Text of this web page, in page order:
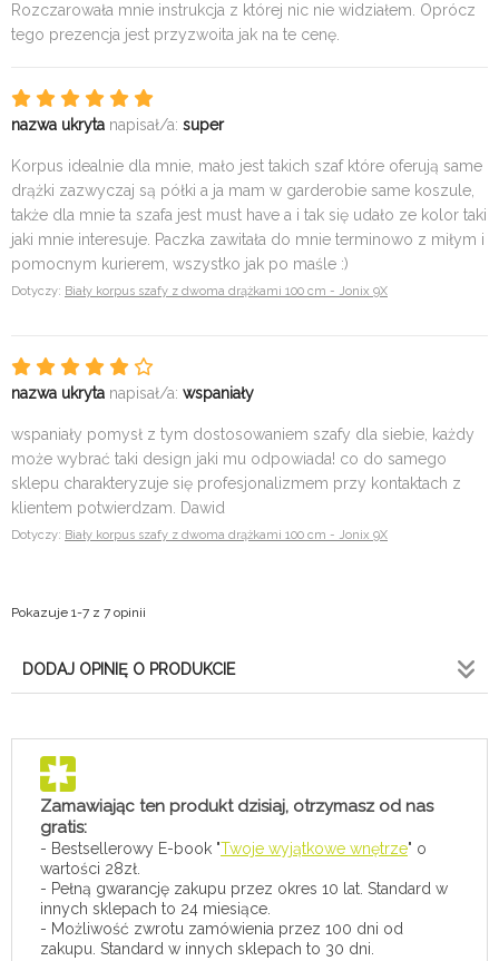
Rozczarowała mnie instrukcja z której nic nie widziałem. Oprócz
tego prezencja jest przyzwoita jak na te cenę.
nazwa ukryta napisał/a: super
Korpus idealnie dla mnie, mało jest takich szaf które oferują same
drążki zazwyczaj są półki a ja mam w garderobie same koszule,
także dla mnie ta szafa jest must have a i tak się udało ze kolor taki
jaki mnie interesuje. Paczka zawitała do mnie terminowo z miłym i
pomocnym kurierem, wszystko jak po maśle :)
Dotyczy: Biały korpus szafy z dwoma drążkami 100 cm - Jonix 9X
nazwa ukryta napisał/a: wspaniały
wspaniały pomysł z tym dostosowaniem szafy dla siebie, każdy
może wybrać taki design jaki mu odpowiada! co do samego
sklepu charakteryzuje się profesjonalizmem przy kontaktach z
klientem potwierdzam. Dawid
Dotyczy: Biały korpus szafy z dwoma drążkami 100 cm - Jonix 9X
Pokazuje 1-7 z 7 opinii
DODAJ OPINIĘ O PRODUKCIE
Zamawiając ten produkt dzisiaj, otrzymasz od nas
gratis:
- Bestsellerowy E-book "Twoje wyjątkowe wnętrze" o
wartości 28zł.
- Pełną gwarancję zakupu przez okres 10 lat. Standard w
innych sklepach to 24 miesiące.
- Możliwość zwrotu zamówienia przez 100 dni od
zakupu. Standard w innych sklepach to 30 dni.